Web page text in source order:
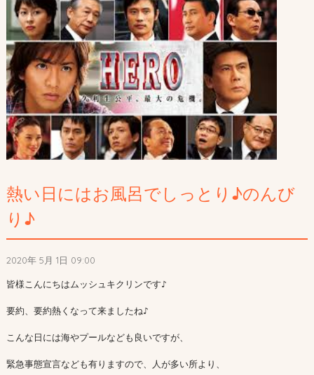
熱い日にはお風呂でしっとり♪のんび
り♪
2020年 5月 1日 09:00
皆様こんにちはムッシュキクリンです♪
要約、要約熱くなって来ましたね♪
こんな日には海やプールなども良いですが、
緊急事態宣言なども有りますので、人が多い所より、